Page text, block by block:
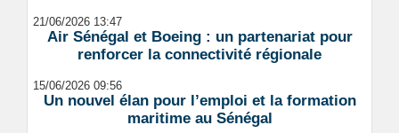
21/06/2026 13:47
Air Sénégal et Boeing : un partenariat pour
renforcer la connectivité régionale
15/06/2026 09:56
Un nouvel élan pour l’emploi et la formation
maritime au Sénégal